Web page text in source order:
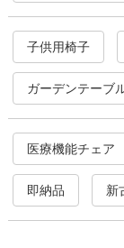
子供用椅子
ガーデンテーブ
医療機能チェア
即納品 新